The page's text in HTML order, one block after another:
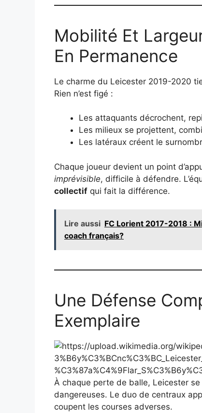
Mobilité Et
En Permanence
Le charme du Leicester 2019-2020
Rien n’est figé :
Les attaquants décrochent,
Les milieux se projettent,
Les latéraux créent le
Chaque joueur devient un point
imprévisible, difficile à défendre.
collectif qui fait la différence.
Lire aussi FC Lorient 2017-2018 :
coach français?
Une Défense
Exemplaire
À chaque perte de balle, Leicester
dangereuses. Le duo de centraux
coupent les courses adverses.